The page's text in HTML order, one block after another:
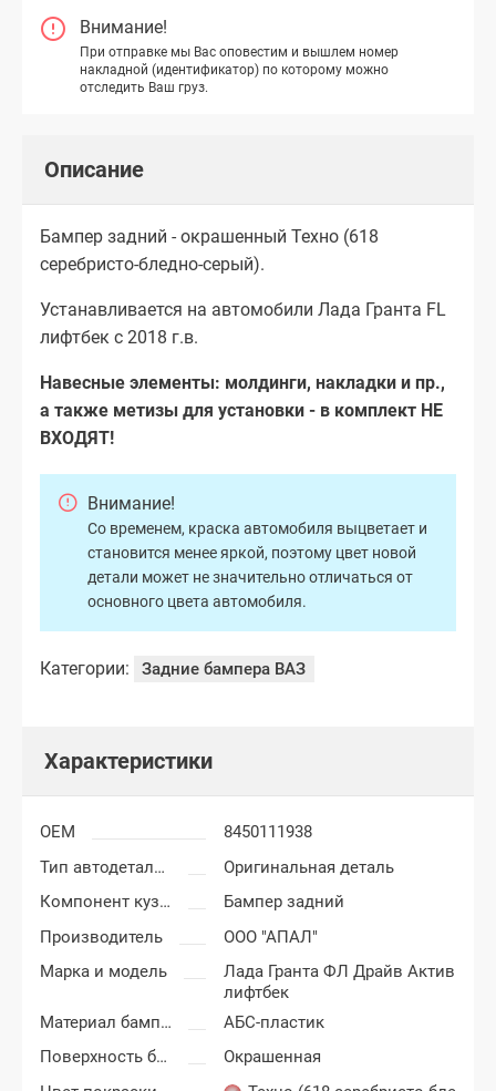
Внимание!
При отправке мы Вас оповестим и вышлем номер
накладной (идентификатор) по которому можно
отследить Ваш груз.
Описание
Бампер задний - окрашенный Техно (618
серебристо-бледно-серый).
Устанавливается на автомобили Лада Гранта FL
лифтбек с 2018 г.в.
Навесные элементы: молдинги, накладки и пр.,
а также метизы для установки - в комплект НЕ
ВХОДЯТ!
Внимание!
Со временем, краска автомобиля выцветает и
становится менее яркой, поэтому цвет новой
детали может не значительно отличаться от
основного цвета автомобиля.
Категории: Задние бампера ВАЗ
Характеристики
OEM
8450111938
Тип автодеталей
Оригинальная деталь
Компонент кузова
Бампер задний
Производитель
ООО "АПАЛ"
Марка и модель
Лада Гранта ФЛ Драйв Актив
лифтбек
Материал бампера
АБС-пластик
Поверхность бампера
Окрашенная